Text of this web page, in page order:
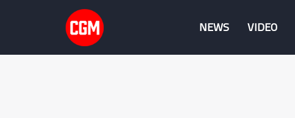
NEWS VIDEO